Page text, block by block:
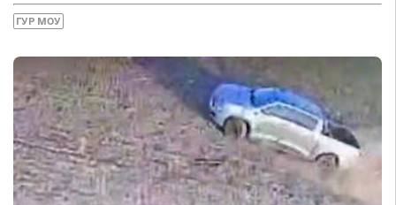
ГУР МОУ